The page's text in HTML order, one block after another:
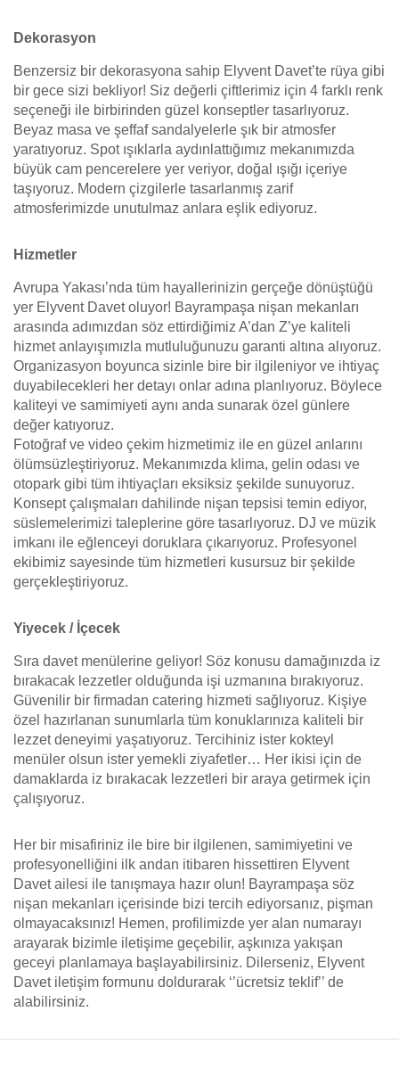
Dekorasyon
Benzersiz bir dekorasyona sahip Elyvent Davet’te rüya gibi
bir gece sizi bekliyor! Siz değerli çiftlerimiz için 4 farklı renk
seçeneği ile birbirinden güzel konseptler tasarlıyoruz.
Beyaz masa ve şeffaf sandalyelerle şık bir atmosfer
yaratıyoruz. Spot ışıklarla aydınlattığımız mekanımızda
büyük cam pencerelere yer veriyor, doğal ışığı içeriye
taşıyoruz. Modern çizgilerle tasarlanmış zarif
atmosferimizde unutulmaz anlara eşlik ediyoruz.
Hizmetler
Avrupa Yakası’nda tüm hayallerinizin gerçeğe dönüştüğü
yer Elyvent Davet oluyor! Bayrampaşa nişan mekanları
arasında adımızdan söz ettirdiğimiz A’dan Z’ye kaliteli
hizmet anlayışımızla mutluluğunuzu garanti altına alıyoruz.
Organizasyon boyunca sizinle bire bir ilgileniyor ve ihtiyaç
duyabilecekleri her detayı onlar adına planlıyoruz. Böylece
kaliteyi ve samimiyeti aynı anda sunarak özel günlere
değer katıyoruz.
Fotoğraf ve video çekim hizmetimiz ile en güzel anlarını
ölümsüzleştiriyoruz. Mekanımızda klima, gelin odası ve
otopark gibi tüm ihtiyaçları eksiksiz şekilde sunuyoruz.
Konsept çalışmaları dahilinde nişan tepsisi temin ediyor,
süslemelerimizi taleplerine göre tasarlıyoruz. DJ ve müzik
imkanı ile eğlenceyi doruklara çıkarıyoruz. Profesyonel
ekibimiz sayesinde tüm hizmetleri kusursuz bir şekilde
gerçekleştiriyoruz.
Yiyecek / İçecek
Sıra davet menülerine geliyor! Söz konusu damağınızda iz
bırakacak lezzetler olduğunda işi uzmanına bırakıyoruz.
Güvenilir bir firmadan catering hizmeti sağlıyoruz. Kişiye
özel hazırlanan sunumlarla tüm konuklarınıza kaliteli bir
lezzet deneyimi yaşatıyoruz. Tercihiniz ister kokteyl
menüler olsun ister yemekli ziyafetler… Her ikisi için de
damaklarda iz bırakacak lezzetleri bir araya getirmek için
çalışıyoruz.
Her bir misafiriniz ile bire bir ilgilenen, samimiyetini ve
profesyonelliğini ilk andan itibaren hissettiren Elyvent
Davet ailesi ile tanışmaya hazır olun! Bayrampaşa söz
nişan mekanları içerisinde bizi tercih ediyorsanız, pişman
olmayacaksınız! Hemen, profilimizde yer alan numarayı
arayarak bizimle iletişime geçebilir, aşkınıza yakışan
geceyi planlamaya başlayabilirsiniz. Dilerseniz, Elyvent
Davet iletişim formunu doldurarak ‘’ücretsiz teklif’’ de
alabilirsiniz.